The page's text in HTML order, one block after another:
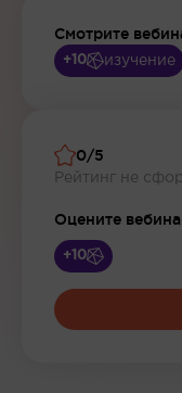
Смотрите
+10 изучение
0/5
Рейтинг не
Оцените
+10